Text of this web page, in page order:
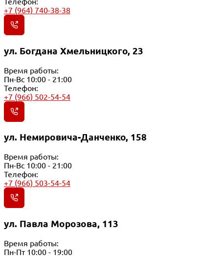
+7 (964) 740-38-38
ул. Богдана Хмельницкого, 23
Время работы:
Пн-Вс 10:00 - 21:00
Телефон:
+7 (966) 502-54-54
ул. Немировича-Данченко, 158
Время работы:
Пн-Вс 10:00 - 21:00
Телефон:
+7 (966) 503-54-54
ул. Павла Морозова, 113
Время работы:
Пн-Пт 10:00 - 19:00